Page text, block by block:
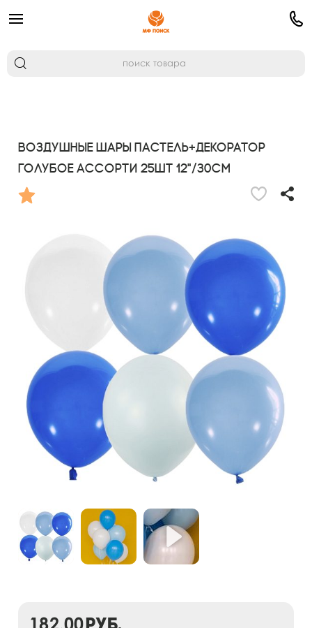
Воздушные шары Пастель+Декоратор
Голубое ассорти 25шт 12"/30см
182,00